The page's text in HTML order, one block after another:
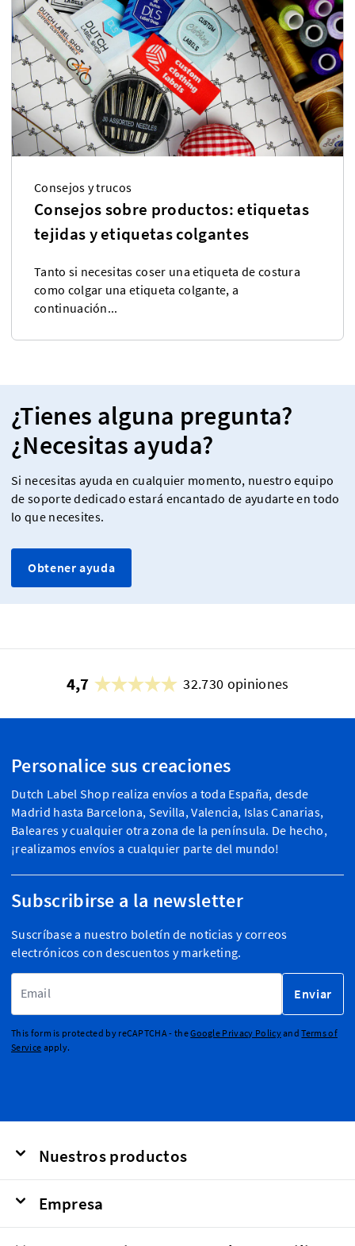
Consejos y trucos
Consejos sobre productos: etiquetas
tejidas y etiquetas colgantes
Tanto si necesitas coser una etiqueta de costura
como colgar una etiqueta colgante, a
continuación...
¿Tienes alguna pregunta?
¿Necesitas ayuda?
Si necesitas ayuda en cualquier momento, nuestro equipo
de soporte dedicado estará encantado de ayudarte en todo
lo que necesites.
Obtener ayuda
4,7 32.730 opiniones
Personalice sus creaciones
Dutch Label Shop realiza envíos a toda España, desde
Madrid hasta Barcelona, Sevilla, Valencia, Islas Canarias,
Baleares y cualquier otra zona de la península. De hecho,
¡realizamos envíos a cualquier parte del mundo!
Subscribirse a la newsletter
Suscríbase a nuestro boletín de noticias y correos
electrónicos con descuentos y marketing.
Enviar
This form is protected by reCAPTCHA - theGoogle Privacy PolicyandTerms of
Service apply.
Nuestros productos
Empresa